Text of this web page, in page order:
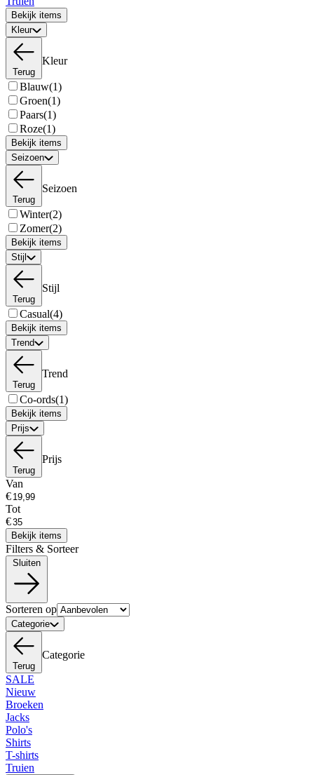
Bekijk items
Kleur
Terug
Kleur
Blauw(1)
Groen(1)
Paars(1)
Roze(1)
Bekijk items
Seizoen
Terug
Seizoen
Winter(2)
Zomer(2)
Bekijk items
Stijl
Terug
Stijl
Casual(4)
Bekijk items
Trend
Terug
Trend
Co-ords(1)
Bekijk items
Prijs
Terug
Prijs
Van
€
Tot
€
Bekijk items
Filters & Sorteer
Sorteren op
Categorie
Terug
Categorie
SALE
Nieuw
Broeken
Jacks
Polo's
Shirts
T-shirts
Truien